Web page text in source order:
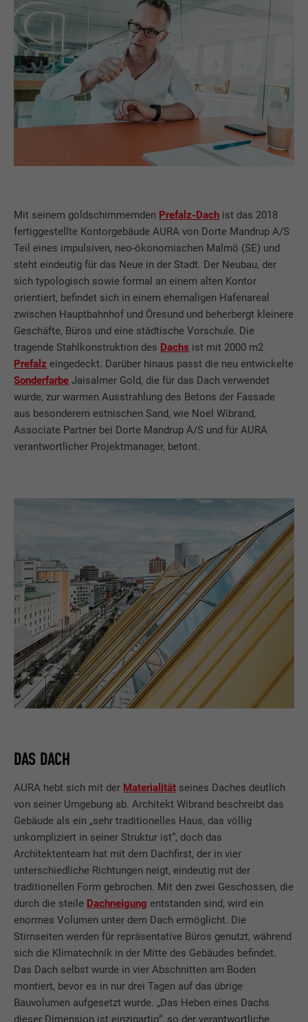
Mit seinem goldschimmernden Prefalz-Dach ist das 2018
fertiggestellte Kontorgebäude AURA von Dorte Mandrup A/S
Teil eines impulsiven, neo-ökonomischen Malmö (SE) und
steht eindeutig für das Neue in der Stadt. Der Neubau, der
sich typologisch sowie formal an einem alten Kontor
orientiert, befindet sich in einem ehemaligen Hafenareal
zwischen Hauptbahnhof und Öresund und beherbergt kleinere
Geschäfte, Büros und eine städtische Vorschule. Die
tragende Stahlkonstruktion des Dachs ist mit 2000 m2
Prefalz eingedeckt. Darüber hinaus passt die neu entwickelte
Sonderfarbe Jaisalmer Gold, die für das Dach verwendet
wurde, zur warmen Ausstrahlung des Betons der Fassade
aus besonderem estnischen Sand, wie Noel Wibrand,
Associate Partner bei Dorte Mandrup A/S und für AURA
verantwortlicher Projektmanager, betont.
DAS DACH
AURA hebt sich mit der Materialität seines Daches deutlich
von seiner Umgebung ab. Architekt Wibrand beschreibt das
Gebäude als ein „sehr traditionelles Haus, das völlig
unkompliziert in seiner Struktur ist“, doch das
Architektenteam hat mit dem Dachfirst, der in vier
unterschiedliche Richtungen neigt, eindeutig mit der
traditionellen Form gebrochen. Mit den zwei Geschossen, die
durch die steile Dachneigung entstanden sind, wird ein
enormes Volumen unter dem Dach ermöglicht. Die
Stirnseiten werden für repräsentative Büros genutzt, während
sich die Klimatechnik in der Mitte des Gebäudes befindet.
Das Dach selbst wurde in vier Abschnitten am Boden
montiert, bevor es in nur drei Tagen auf das übrige
Bauvolumen aufgesetzt wurde. „Das Heben eines Dachs
dieser Dimension ist einzigartig“, so der verantwortliche